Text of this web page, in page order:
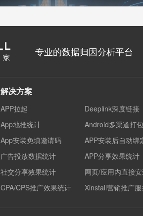
专业的数据归因分析平台
解决方案
APP拉起
Deeplink深度链接
App地推统计
Android多渠道打包
App安装免填邀请码
APP安装后自动绑
广告投放数据统计
APP分享效果统计
社交分享效果统计
网页/应用内直接
CPA/CPS推广效果统计
Xinstall营销推广